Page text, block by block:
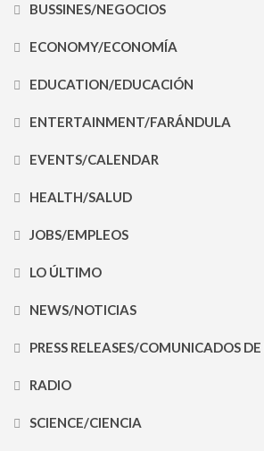
BUSSINES/NEGOCIOS
ECONOMY/ECONOMÍA
EDUCATION/EDUCACIÓN
ENTERTAINMENT/FARÁNDULA
EVENTS/CALENDAR
HEALTH/SALUD
JOBS/EMPLEOS
LO ÚLTIMO
NEWS/NOTICIAS
PRESS RELEASES/COMUNICADOS DE
RADIO
SCIENCE/CIENCIA